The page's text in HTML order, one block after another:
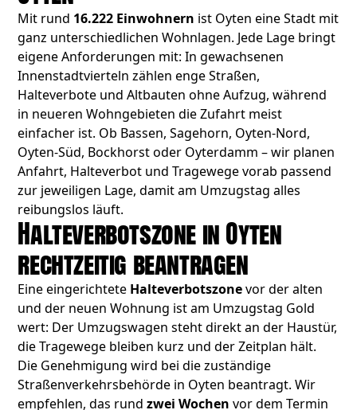
Mit rund 16.222 Einwohnern ist Oyten eine Stadt mit
ganz unterschiedlichen Wohnlagen. Jede Lage bringt
eigene Anforderungen mit: In gewachsenen
Innenstadtvierteln zählen enge Straßen,
Halteverbote und Altbauten ohne Aufzug, während
in neueren Wohngebieten die Zufahrt meist
einfacher ist. Ob Bassen, Sagehorn, Oyten-Nord,
Oyten-Süd, Bockhorst oder Oyterdamm – wir planen
Anfahrt, Halteverbot und Tragewege vorab passend
zur jeweiligen Lage, damit am Umzugstag alles
reibungslos läuft.
Halteverbotszone in Oyten
rechtzeitig beantragen
Eine eingerichtete Halteverbotszonevor der alten
und der neuen Wohnung ist am Umzugstag Gold
wert: Der Umzugswagen steht direkt an der Haustür,
die Tragewege bleiben kurz und der Zeitplan hält.
Die Genehmigung wird bei die zuständige
Straßenverkehrsbehörde in Oyten beantragt. Wir
empfehlen, das rundzwei Wochen vor dem Termin